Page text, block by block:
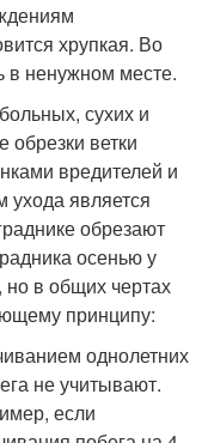
хрупкая. Во
в ненужном месте.
сухих и
ветки
вредителей и
является
обрезают
осенью у
но в общих чертах
принципу:
однолетних
не учитывают.
если